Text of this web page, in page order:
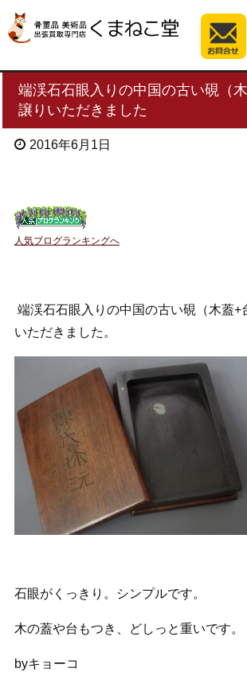
端渓石石眼入りの中国の古い硯（
譲りいただきました
2016年6月1日
人気ブログランキングへ
端渓石石眼入りの中国の古い硯（木蓋+
いただきました。
石眼がくっきり。シンプルです。
木の蓋や台もつき、どしっと重いです。
byキョーコ